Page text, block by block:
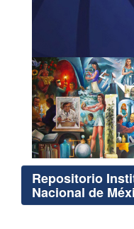
Repositorio
Nacional de